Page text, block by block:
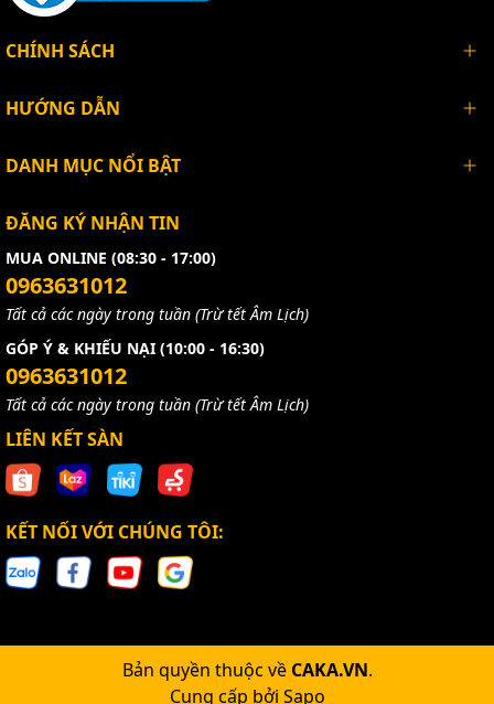
CHÍNH SÁCH
HƯỚNG DẪN
DANH MỤC NỔI BẬT
ĐĂNG KÝ NHẬN TIN
MUA ONLINE (08:30 - 17:00)
0963631012
Tất cả các ngày trong tuần (Trừ tết Âm Lịch)
GÓP Ý & KHIẾU NẠI (10:00 - 16:30)
0963631012
Tất cả các ngày trong tuần (Trừ tết Âm Lịch)
LIÊN KẾT SÀN
KẾT NỐI VỚI CHÚNG TÔI:
Bản quyền thuộc về CAKA.VN.
Cung cấp bởi Sapo